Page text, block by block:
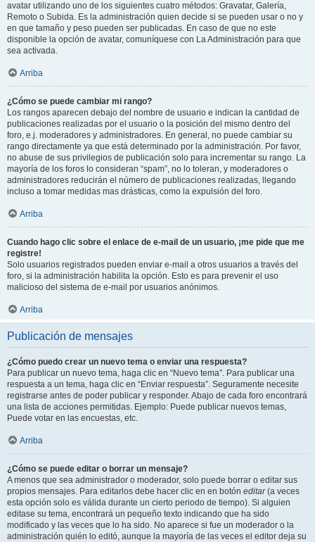
avatar utilizando uno de los siguientes cuatro métodos: Gravatar, Galería,
Remoto o Subida. Es la administración quien decide si se pueden usar o no y
en que tamaño y peso pueden ser publicadas. En caso de que no este
disponible la opción de avatar, comuníquese con La Administración para que
sea activada.
Arriba
¿Cómo se puede cambiar mi rango?
Los rangos aparecen debajo del nombre de usuario e indican la cantidad de
publicaciones realizadas por el usuario o la posición del mismo dentro del
foro, e.j. moderadores y administradores. En general, no puede cambiar su
rango directamente ya que está determinado por la administración. Por favor,
no abuse de sus privilegios de publicación solo para incrementar su rango. La
mayoría de los foros lo consideran “spam”, no lo toleran, y moderadores o
administradores reducirán el número de publicaciones realizadas, llegando
incluso a tomar medidas mas drásticas, como la expulsión del foro.
Arriba
Cuando hago clic sobre el enlace de e-mail de un usuario, ¡me pide que me
registre!
Solo usuarios registrados pueden enviar e-mail a otros usuarios a través del
foro, si la administración habilita la opción. Esto es para prevenir el uso
malicioso del sistema de e-mail por usuarios anónimos.
Arriba
Publicación de mensajes
¿Cómo puedo crear un nuevo tema o enviar una respuesta?
Para publicar un nuevo tema, haga clic en “Nuevo tema”. Para publicar una
respuesta a un tema, haga clic en “Enviar respuesta”. Seguramente necesite
registrarse antes de poder publicar y responder. Abajo de cada foro encontrará
una lista de acciones permitidas. Ejemplo: Puede publicar nuevos temas,
Puede votar en las encuestas, etc.
Arriba
¿Cómo se puede editar o borrar un mensaje?
A menos que sea administrador o moderador, solo puede borrar o editar sus
propios mensajes. Para editarlos debe hacer clic en en botón editar(a veces
esta opción solo es válida durante un cierto periodo de tiempo). Si alguien
editase su tema, encontrará un pequeño texto indicando que ha sido
modificado y las veces que lo ha sido. No aparece si fue un moderador o la
administración quién lo editó, aunque la mayoría de las veces el editor deja su